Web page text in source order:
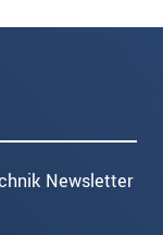
Newsletter